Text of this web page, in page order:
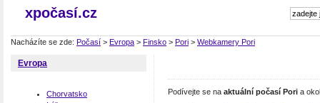
xpočasí.cz
Nacházíte se zde: Počasí > Evropa > Finsko > Pori > Webkamery Pori
Evropa
Chorvatsko
Podívejte se na aktuální počasí Pori a